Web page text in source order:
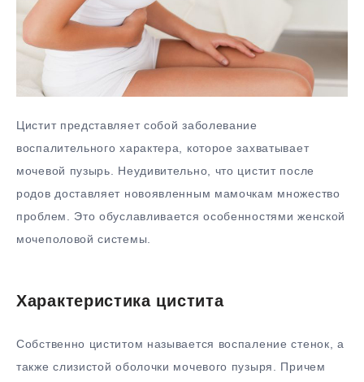
Цистит представляет собой заболевание
воспалительного характера, которое захватывает
мочевой пузырь. Неудивительно, что цистит после
родов доставляет новоявленным мамочкам множество
проблем. Это обуславливается особенностями женской
мочеполовой системы.
Характеристика цистита
Собственно циститом называется воспаление стенок, а
также слизистой оболочки мочевого пузыря. Причем